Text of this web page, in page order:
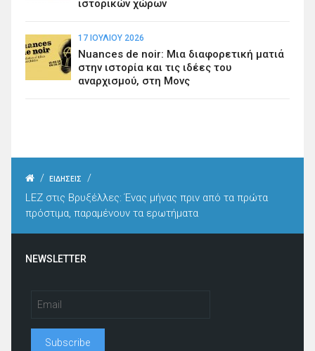
ιστορικών χώρων
17 ΙΟΥΛΊΟΥ 2026
Nuances de noir: Μια διαφορετική ματιά
στην ιστορία και τις ιδέες του
αναρχισμού, στη Μονς
/ ΕΙΔΗΣΕΙΣ
/
LEZ στις Βρυξέλλες: Ένας μήνας πριν από τα πρώτα
πρόστιμα, παραμένουν τα ερωτήματα
NEWSLETTER